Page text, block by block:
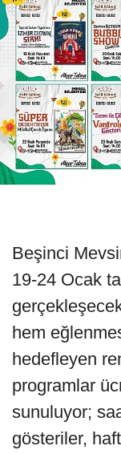
Beşinci
19-24 Ocak
hem
hedefleyen
programlar
sunuluyor;
gösteriler,